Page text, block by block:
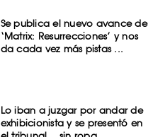
Se publica el nuevo avance de
‘Matrix: Resurrecciones’ y nos
da cada vez más pistas ...
Lo iban a juzgar por andar de
exhibicionista y se presentó en